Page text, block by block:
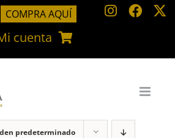
COMPRA AQUÍ
cuenta
predeterminado